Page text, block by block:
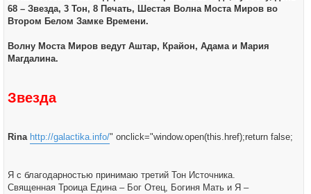
68 – Звезда, 3 Тон, 8 Печать, Шестая Волна Моста Миров во
Втором Белом Замке Времени.
Волну Моста Миров ведут Аштар, Крайон, Адама и Мария
Магдалина.
Звезда
Rina http://galactika.info/" onclick="window.open(this.href);return false;
Я с благодарностью принимаю третий Тон Источника.
Священная Троица Едина – Бог Отец, Богиня Мать и Я –